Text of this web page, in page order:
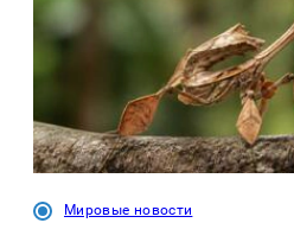
Мировые новости